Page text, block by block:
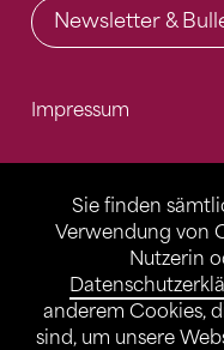
Sie finden
Verwendung von
Nutzerin
anderem Cookies,
sind, um unsere
Newsletter &
Impressum